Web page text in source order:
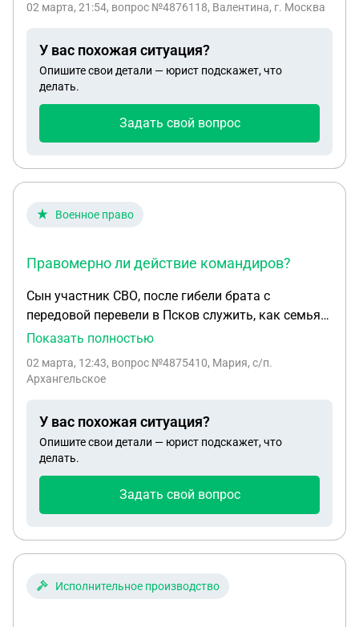
"СОВКОМБАНК" покупаль обязуется внести в
288000 рублей. Правомерны ли данные действия
со стороны автосалона?
02 марта, 21:54, вопрос №4876118, Валентина, г. Москва
У вас похожая ситуация?
Опишите свои детали — юрист подскажет, что
делать.
Задать свой вопрос
Военное право
Правомерно ли действие командиров?
Сын участник СВО, после гибели брата с
передовой перевели в Псков служить, как семья
погибшего на СВО. Сейчас его отправляют на
И как можно оставить его в части и возможно ли
Показать полностью
02 марта, 12:43, вопрос №4875410, Мария, с/п.
Архангельское
У вас похожая ситуация?
Опишите свои детали — юрист подскажет, что
делать.
Задать свой вопрос
Исполнительное производство